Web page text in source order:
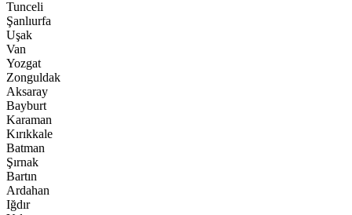
Tunceli
Şanlıurfa
Uşak
Van
Yozgat
Zonguldak
Aksaray
Bayburt
Karaman
Kırıkkale
Batman
Şırnak
Bartın
Ardahan
Iğdır